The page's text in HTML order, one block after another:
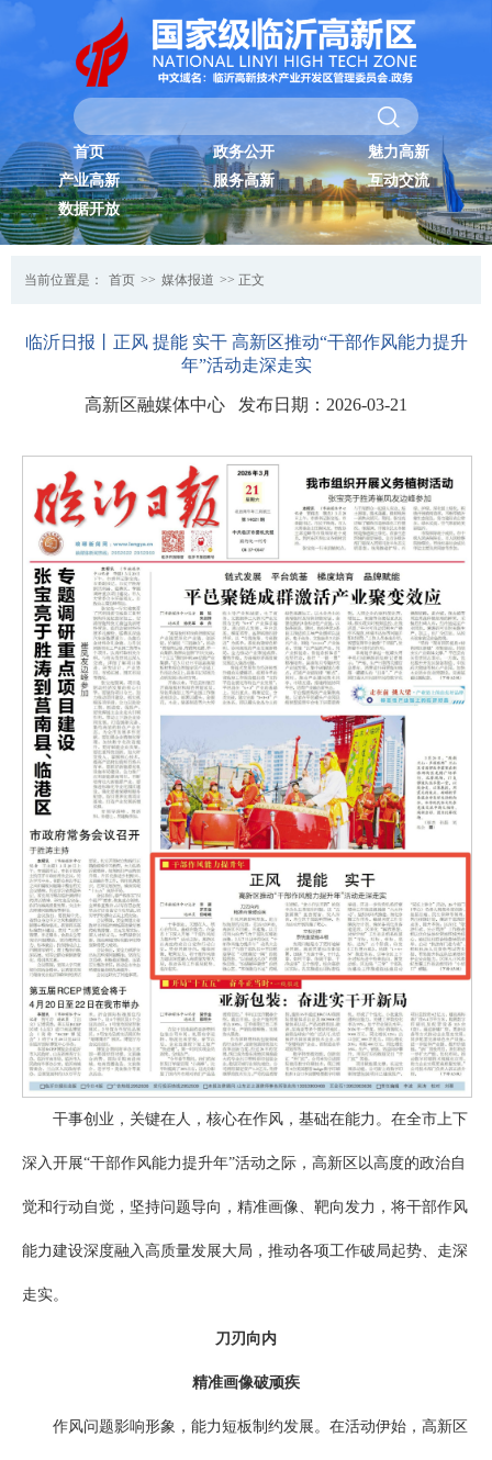
首页 政务公开
魅力高新
产业高新
服务高新
互动交流
数据开放
当前位置是： 首页 >> 媒体报道 >> 正文
临沂日报丨正风 提能 实干 高新区推动“干部作风能力提升
年”活动走深走实
高新区融媒体中心 发布日期：2026-03-21
干事创业，关键在人，核心在作风，基础在能力。在全市上下
深入开展“干部作风能力提升年”活动之际，高新区以高度的政治自
觉和行动自觉，坚持问题导向，精准画像、靶向发力，将干部作风
能力建设深度融入高质量发展大局，推动各项工作破局起势、走深
走实。
刀刃向内
精准画像破顽疾
作风问题影响形象，能力短板制约发展。在活动伊始，高新区